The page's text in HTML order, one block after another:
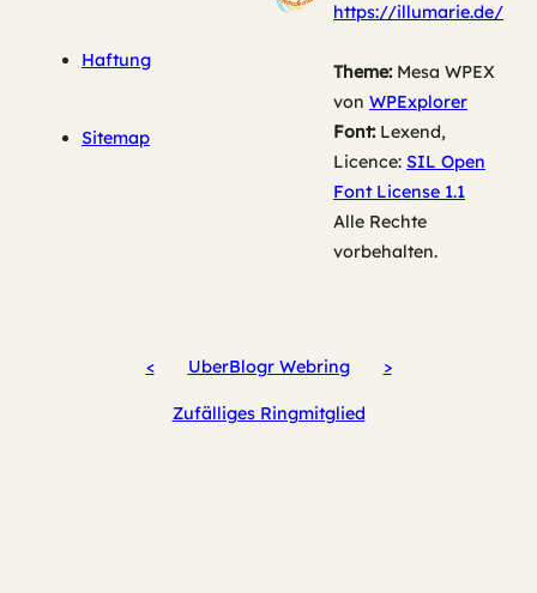
Haftung
Sitemap
https://illumarie.de/
Theme:Mesa WPEX
von WPExplorer
Font:Lexend,
Licence: SIL Open
Font License 1.1
Alle Rechte
vorbehalten.
< UberBlogr Webring >
Zufälliges Ringmitglied